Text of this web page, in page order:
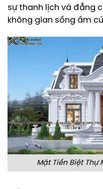
sự thanh lịch và đẳng
không gian sống ấm
Mặt Tiền Biệt Thự